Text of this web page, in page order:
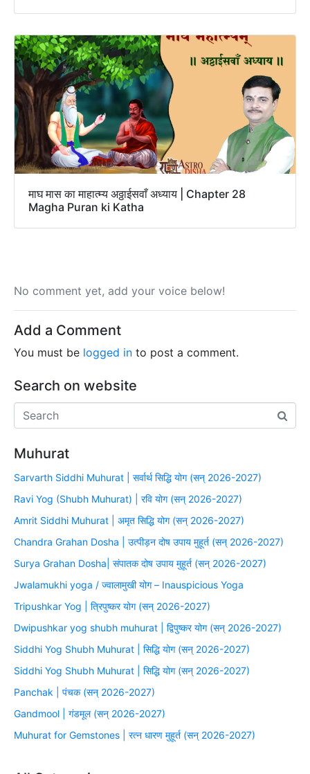
माघ मास का माहात्म्य अठ्ठाईसवाँ अध्याय | Chapter 28
Magha Puran ki Katha
No comment yet, add your voice below!
Add a Comment
You must be logged in to post a comment.
Search on website
Muhurat
Sarvarth Siddhi Muhurat | सर्वार्थ सिद्धि योग (सन् 2026-2027)
Ravi Yog (Shubh Muhurat) | रवि योग (सन् 2026-2027)
Amrit Siddhi Muhurat | अमृत सिद्धि योग (सन् 2026-2027)
Chandra Grahan Dosha | उत्पीड़न दोष उपाय मुहूर्त (सन् 2026-2027)
Surya Grahan Dosha| संपातक दोष उपाय मुहूर्त (सन् 2026-2027)
Jwalamukhi yoga / ज्वालामुखी योग – Inauspicious Yoga
Tripushkar Yog | त्रिपुष्कर योग (सन् 2026-2027)
Dwipushkar yog shubh muhurat | द्विपुष्कर योग (सन् 2026-2027)
Siddhi Yog Shubh Muhurat | सिद्धि योग (सन् 2026-2027)
Siddhi Yog Shubh Muhurat | सिद्धि योग (सन् 2026-2027)
Panchak | पंचक (सन् 2026-2027)
Gandmool | गंडमूल (सन् 2026-2027)
Muhurat for Gemstones | रत्न धारण मुहूर्त (सन् 2026-2027)